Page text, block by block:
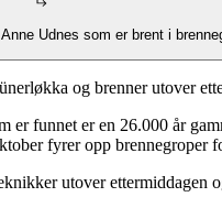
Udnes som er brent i
og brenner utover
funnet er en 26.000 år
fyrer opp
utover ettermiddagen